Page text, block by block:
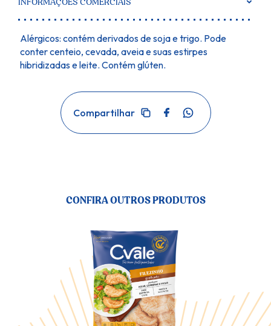
Alérgicos: contém derivados de soja e trigo. Pode
conter centeio, cevada, aveia e suas estirpes
hibridizadas e leite. Contém glúten.
Compartilhar
CopiarFacebook
WhatsApp
CONFIRA OUTROS PRODUTOS